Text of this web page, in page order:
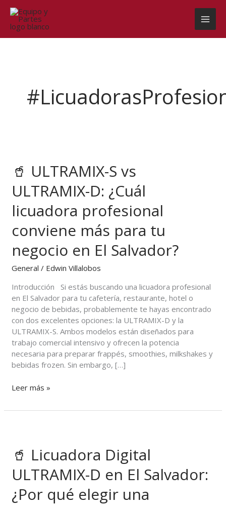
contenido
🥤 ULTRAMIX-S vs
ULTRAMIX-D: ¿Cuál
licuadora profesional
conviene más para tu
negocio en El Salvador?
General / Edwin Villalobos
Introducción Si estás buscando una licuadora profesional
en El Salvador para tu cafetería, restaurante, hotel o
negocio de bebidas, probablemente te hayas encontrado
con dos excelentes opciones: la ULTRAMIX-D y la
ULTRAMIX-S. Ambos modelos están diseñados para
trabajo comercial intensivo y ofrecen la potencia
necesaria para preparar frappés, smoothies, milkshakes y
bebidas frozen. Sin embargo, […]
vs
ULTRAMIX-
D:
¿Cuál
profesional
más
para
negocio
en
El
Salvador?
Leer más »
🥤 Licuadora Digital
ULTRAMIX-D en El Salvador:
¿Por qué elegir una
Digital
ULTRAMIX-
D
en
El
Salvador: